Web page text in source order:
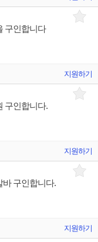
구인합니다
지원하기
구인합니다.
지원하기
바 구인합니다.
지원하기